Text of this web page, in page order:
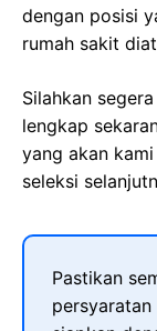
dengan posisi
rumah sakit
Silahkan
lengkap
yang akan
seleksi
Pastikan